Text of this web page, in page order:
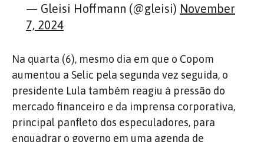
— Gleisi Hoffmann (@gleisi) November
7, 2024
Na quarta (6), mesmo dia em que o Copom
aumentou a Selic pela segunda vez seguida, o
presidente Lula também reagiu à pressão do
mercado financeiro e da imprensa corporativa,
principal panfleto dos especuladores, para
enquadrar o governo em uma agenda de